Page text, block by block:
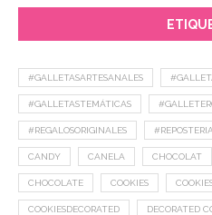
#GALLETASARTESANALES
#GALLETASTEMÁTICAS
#REGALOSORIGINALES
CANDY CANELA CHOCOLAT
CHOCOLATE COOKIES
COOKIESDECORATED DECORATED